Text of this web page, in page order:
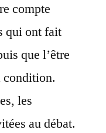
compte
qui ont fait
que l’être
condition.
les
au débat.